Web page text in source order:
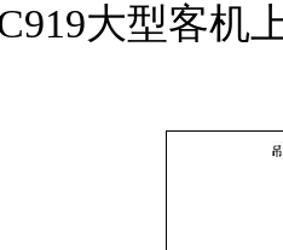
大型客机